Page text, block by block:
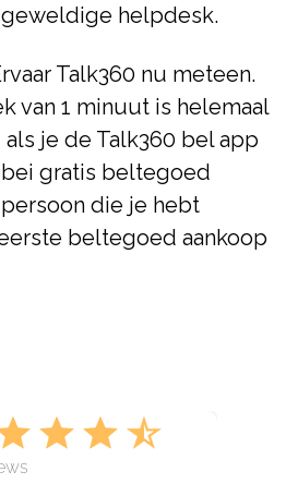
helpdesk.
Talk360 nu meteen.
van 1 minuut is helemaal
als je de Talk360 bel app
gratis beltegoed
die je hebt
beltegoed aankoop